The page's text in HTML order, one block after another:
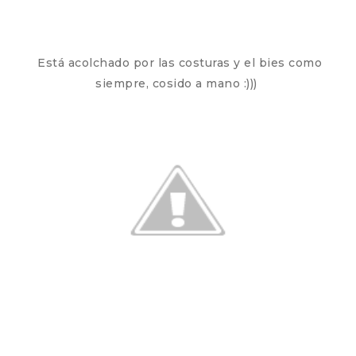
Está acolchado por las costuras y el bies como
siempre, cosido a mano :)))